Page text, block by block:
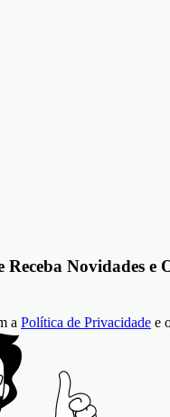
Receba Novidades e
a Política de Privacidade e